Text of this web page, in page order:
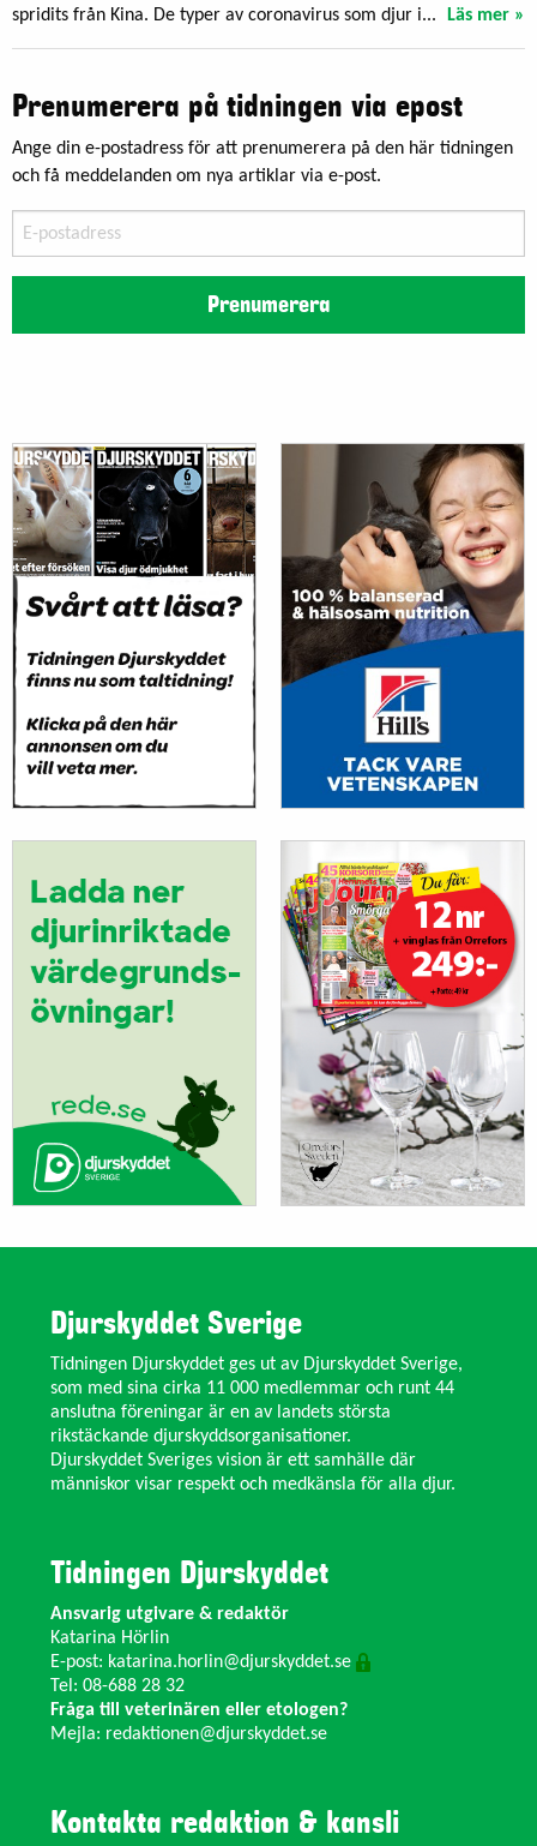
spridits från Kina. De typer av coronavirus som djur i...
Läs mer »
Prenumerera på tidningen via epost
Ange din e-postadress för att prenumerera på den här tidningen
och få meddelanden om nya artiklar via e-post.
postadress
Prenumerera
Djurskyddet Sverige
Tidningen Djurskyddet ges ut av Djurskyddet Sverige,
som med sina cirka 11 000 medlemmar och runt 44
anslutna föreningar är en av landets största
rikstäckande djurskyddsorganisationer.
Djurskyddet Sveriges vision är ett samhälle där
människor visar respekt och medkänsla för alla djur.
Tidningen Djurskyddet
Ansvarig utgivare & redaktör
Katarina Hörlin
E-post: katarina.horlin@djurskyddet.se
Tel: 08-688 28 32
Fråga till veterinären eller etologen?
Mejla: redaktionen@djurskyddet.se
Kontakta redaktion & kansli